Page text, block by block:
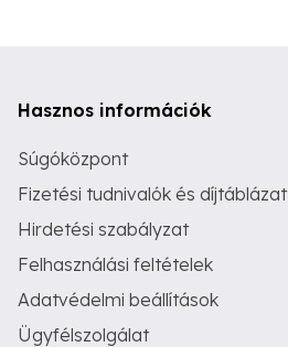
Hasznos információk
Súgóközpont
Fizetési tudnivalók és díjtáblázat
Hirdetési szabályzat
Felhasználási feltételek
Adatvédelmi beállítások
Ügyfélszolgálat